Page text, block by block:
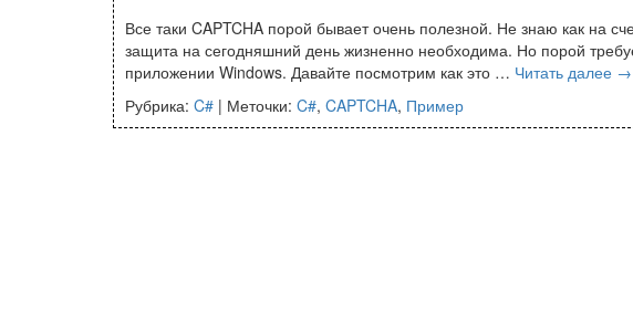
Все таки CAPTCHA порой бывает очень полезной. Не знаю как на
защита на сегодняшний день жизненно необходима. Но порой
приложении Windows. Давайте посмотрим как это … Читать далее →
Рубрика: C# | Меточки: C#, CAPTCHA, Пример